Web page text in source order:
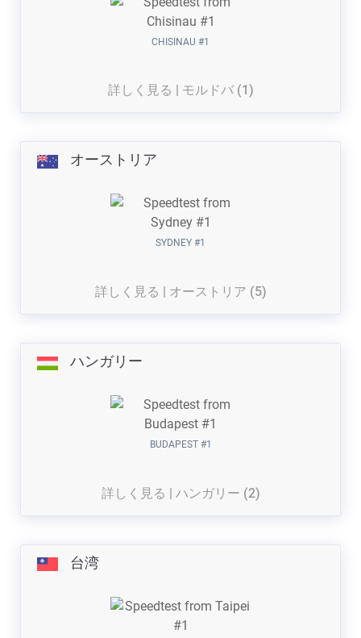
CHISINAU #1
詳しく見る | モルドバ (1)
オーストリア
SYDNEY #1
詳しく見る | オーストリア (5)
ハンガリー
BUDAPEST #1
詳しく見る | ハンガリー (2)
台湾